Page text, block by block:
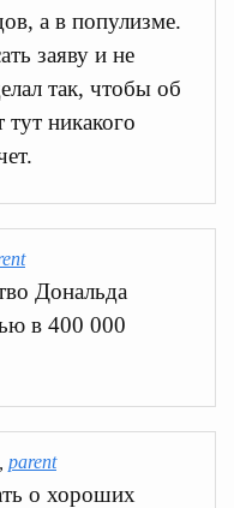
а в популизме.
заяву и не
так, чтобы об
тут никакого
Дональда
в 400 000
parent
о хороших